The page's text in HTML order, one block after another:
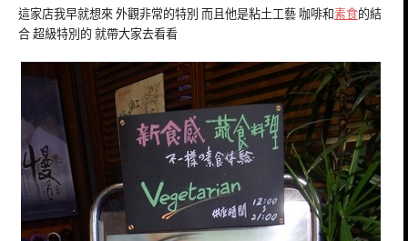
這家店我早就想來 外觀非常的特別 而且他是粘土工藝 咖啡和素食的結
合 超級特別的 就帶大家去看看